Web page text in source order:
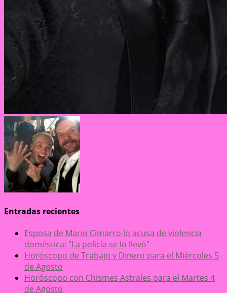
Entradas recientes
Esposa de Mario Cimarro lo acusa de violencia
doméstica: "La policía se lo llevó"
Horóscopo de Trabajo y Dinero para el Miércoles 5
de Agosto
Horóscopo con Chismes Astrales para el Martes 4
de Agosto